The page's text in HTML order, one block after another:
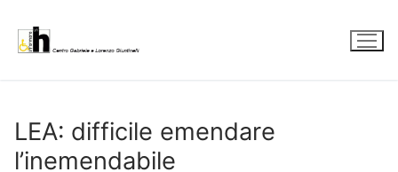
contenuto
LEA: difficile emendare
l’inemendabile